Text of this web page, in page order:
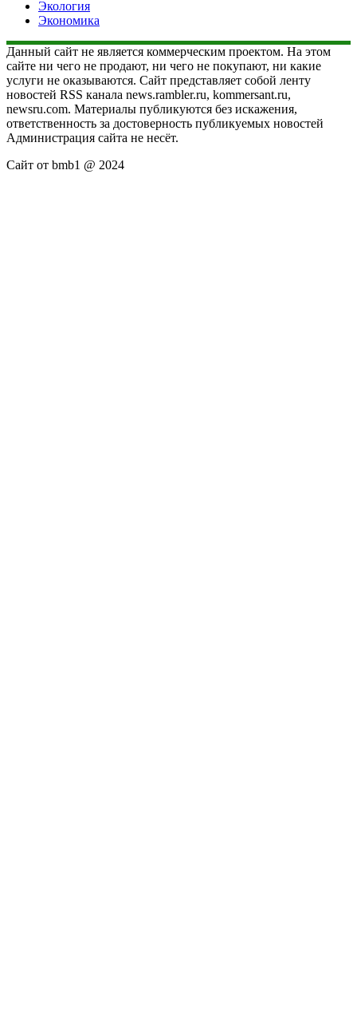
Экология
Экономика
Данный сайт не является коммерческим проектом. На этом
сайте ни чего не продают, ни чего не покупают, ни какие
услуги не оказываются. Сайт представляет собой ленту
новостей RSS канала news.rambler.ru, kommersant.ru,
newsru.com. Материалы публикуются без искажения,
ответственность за достоверность публикуемых новостей
Администрация сайта не несёт.
Сайт от bmb1 @ 2024